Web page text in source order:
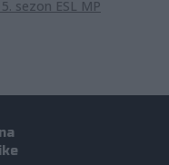
sezon ESL MP